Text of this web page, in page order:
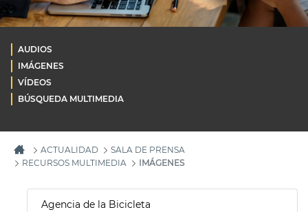
AUDIOS
IMÁGENES
VÍDEOS
BÚSQUEDA MULTIMEDIA
ACTUALIDAD
SALA DE PRENSA
RECURSOS MULTIMEDIA
IMÁGENES
Agencia de la Bicicleta